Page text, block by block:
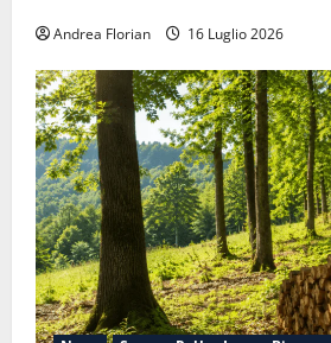
Andrea Florian 16 Luglio 2026